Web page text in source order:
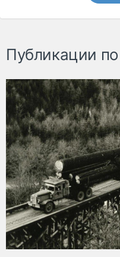
Публикации